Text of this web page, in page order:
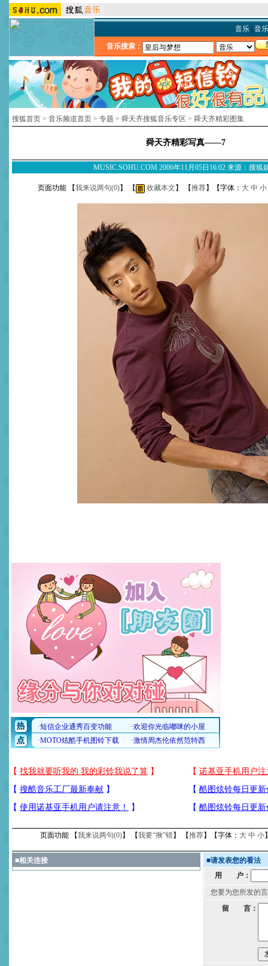
音乐| 音
音乐搜索：
搜狐首页 > 音乐频道首页 > 专题 > 舜天齐搜狐音乐专区 > 舜天齐精彩图集
舜天齐精彩写真——7
MUSIC.SOHU.COM 2006年11月05日16:02 来源：搜狐
页面功能 【我来说两句(0)】 【 收藏本文 】 【推荐】【字体： 大 中 小
页面功能 【我来说两句(0)】 【我要“揪”错】 【推荐】【字体： 大 中 小
■相关连接 ■请发表您的看法
用 户：
您要为您所发的
留 言：